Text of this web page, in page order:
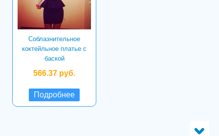
Соблазнительное
коктейльное платье с
баской
566.37 руб.
Подробнее